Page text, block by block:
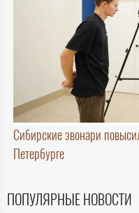
Сибирские звонари
Петербурге
ПОПУЛЯРНЫЕ НОВОСТИ